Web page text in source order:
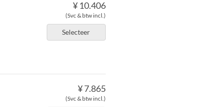
¥ 10.406
(Svc & btw incl.)
Selecteer
¥ 7.865
(Svc & btw incl.)